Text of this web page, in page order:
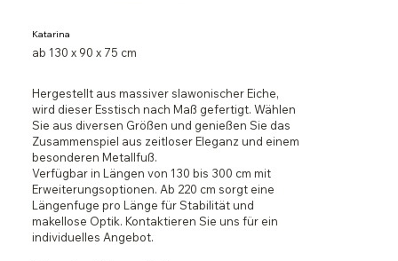
Katarina
ab 130 x 90 x 75 cm
Hergestellt aus massiver slawonischer Eiche,
wird dieser Esstisch nach Maß gefertigt. Wählen
Sie aus diversen Größen und genießen Sie das
Zusammenspiel aus zeitloser Eleganz und einem
besonderen Metallfuß.
Verfügbar in Längen von 130 bis 300 cm mit
Erweiterungsoptionen. Ab 220 cm sorgt eine
Längenfuge pro Länge für Stabilität und
makellose Optik. Kontaktieren Sie uns für ein
individuelles Angebot.